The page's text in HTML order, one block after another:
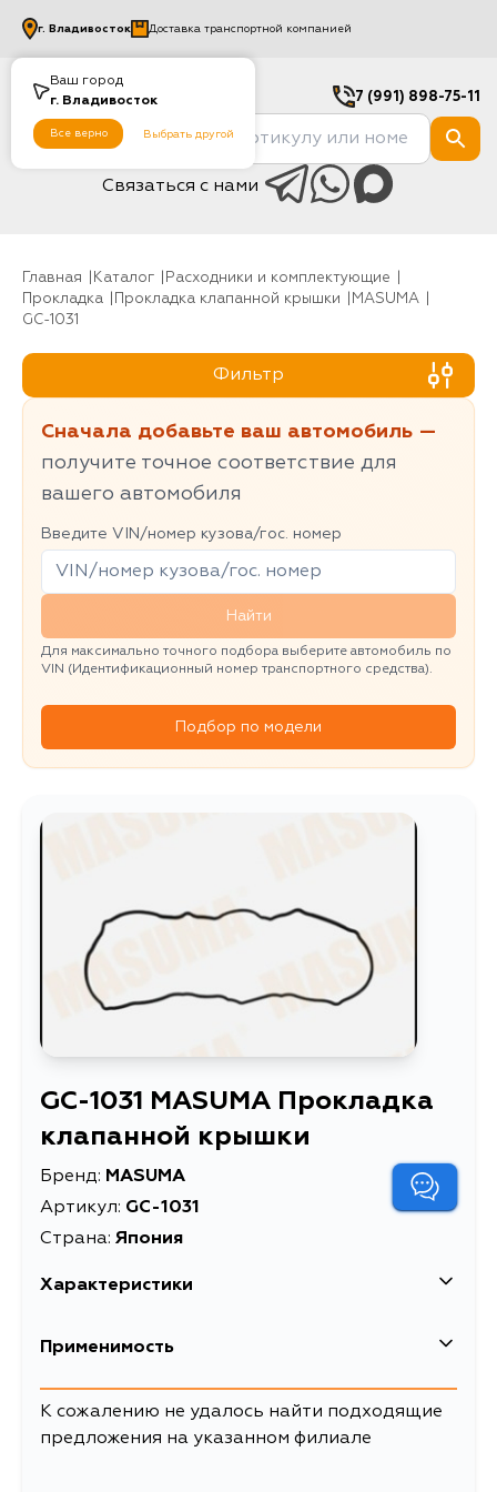
Ваш город
г. Владивосток
Все верно Выбрать другой
г. Владивосток Доставка транспортной компанией
7 (991) 898-75-11
Связаться с нами
Главная Каталог
Расходники и комплектующие
Прокладка
Прокладка клапанной крышки
MASUMA
GC-1031
Фильтр
Сначала добавьте ваш автомобиль —
получите точное соответствие для
вашего автомобиля
Введите VIN/номер кузова/гос. номер
Найти
Для максимально точного подбора выберите автомобиль по
VIN (Идентификационный номер транспортного средства).
Подбор по модели
GC-1031 MASUMA Прокладка
клапанной крышки
Бренд: MASUMA
Артикул: GC-1031
Страна: Япония
Характеристики
EAN-13
Длина упаковки, мм 310
Применимость
К сожалению не удалось найти подходящие
предложения на указанном филиале